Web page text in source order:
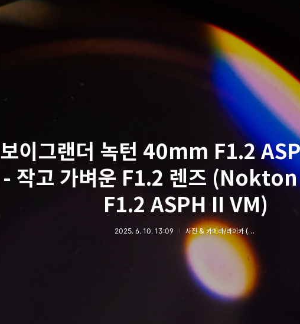
보이그랜더 녹턴 40mm F1.2
- 작고 가벼운 F1.2 렌즈
F1.2 ASPH II VM)
2025. 6. 10. 13:09 사진 & 카메라/라이카 (LEICA)